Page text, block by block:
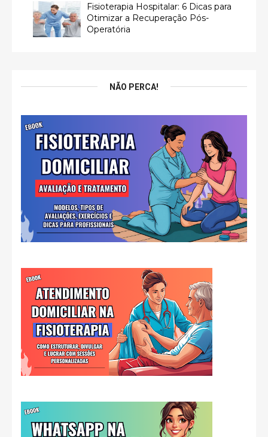
Fisioterapia Hospitalar: 6 Dicas para
Otimizar a Recuperação Pós-
Operatória
NÃO PERCA!